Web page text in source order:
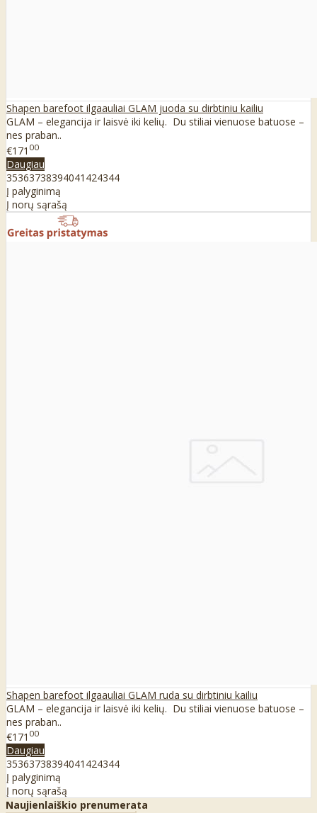
Shapen barefoot ilgaauliai GLAM juoda su dirbtiniu kailiu
GLAM – elegancija ir laisvė iki kelių. Du stiliai vienuose batuose –
nes praban..
€171 00
Daugiau
35363738394041 424344
Į palyginimą
Į norų sąrašą
Shapen barefoot ilgaauliai GLAM ruda su dirbtiniu kailiu
GLAM – elegancija ir laisvė iki kelių. Du stiliai vienuose batuose –
nes praban..
€171 00
Daugiau
35363738394041 424344
Į palyginimą
Į norų sąrašą
Naujienlaiškio prenumerata